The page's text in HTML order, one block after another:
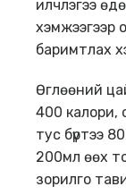
илчлэгээ
хэмжээгээр
баримтлах
Өглөөний
400 калори,
тус бүртээ
200мл өөх
зорилго